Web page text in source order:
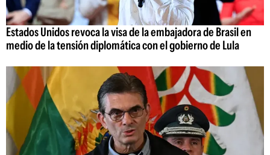
Estados Unidos revoca la visa de la embajadora de Brasil en
medio de la tensión diplomática con el gobierno de Lula